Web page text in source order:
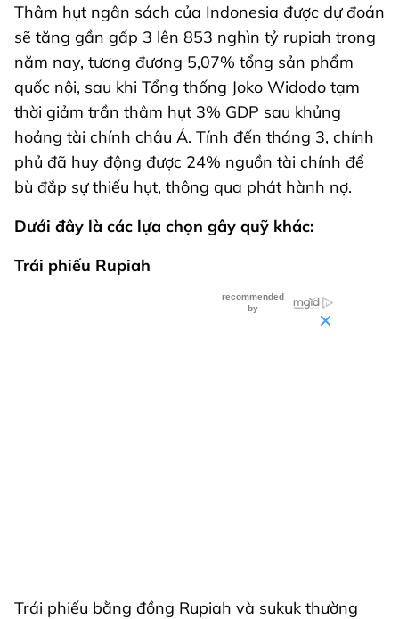
Thâm hụt ngân sách của Indonesia được dự đoán
sẽ tăng gần gấp 3 lên 853 nghìn tỷ rupiah trong
năm nay, tương đương 5,07% tổng sản phẩm
quốc nội, sau khi Tổng thống Joko Widodo tạm
thời giảm trần thâm hụt 3% GDP sau khủng
hoảng tài chính châu Á. Tính đến tháng 3, chính
phủ đã huy động được 24% nguồn tài chính để
bù đắp sự thiếu hụt, thông qua phát hành nợ.
Dưới đây là các lựa chọn gây quỹ khác:
Trái phiếu Rupiah
Trái phiếu bằng đồng Rupiah và sukuk thường